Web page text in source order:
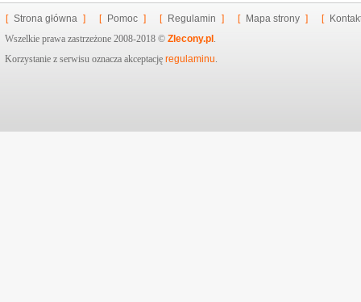
[ Strona główna ] [ Pomoc ] [ Regulamin ] [ Mapa strony ] [
Wszelkie prawa zastrzeżone 2008-2018 © Zlecony.pl .
Korzystanie z serwisu oznacza akceptację regulaminu.